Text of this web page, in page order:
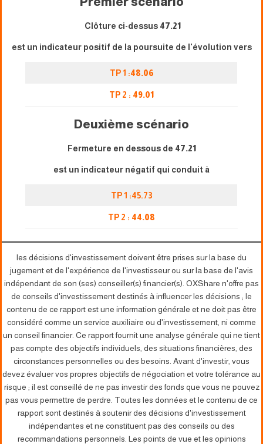
Clôture ci-dessus 47.21
est un indicateur positif de la poursuite de l'évolution vers
TP 1 :48.06
TP 2 : 49.01
Deuxième scénario
Fermeture en dessous de 47.21
est un indicateur négatif qui conduit à
TP 1 :45.73
TP 2 : 44.08
les décisions d'investissement doivent être prises sur la base du
jugement et de l'expérience de l'investisseur ou sur la base de l'avis
indépendant de son (ses) conseiller(s) financier(s). OXShare n'offre pas
de conseils d'investissement destinés à influencer les décisions ; le
contenu de ce rapport est une information générale et ne doit pas être
considéré comme un service auxiliaire ou d'investissement, ni comme
un conseil financier. Ce rapport fournit une analyse générale qui ne tient
pas compte des objectifs individuels, des situations financières, des
circonstances personnelles ou des besoins. Avant d'investir, vous
devez évaluer vos propres objectifs de négociation et votre tolérance au
risque ; il est conseillé de ne pas investir des fonds que vous ne pouvez
pas vous permettre de perdre. Toutes les données et le contenu de ce
rapport sont destinés à soutenir des décisions d'investissement
indépendantes et ne constituent pas des conseils ou des
recommandations personnels. Les points de vue et les opinions